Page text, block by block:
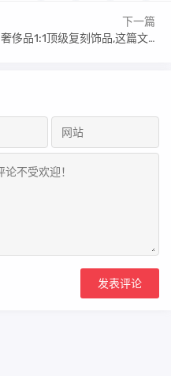
下一篇
奢侈品1:1顶级复刻饰品,这篇文章给你答案